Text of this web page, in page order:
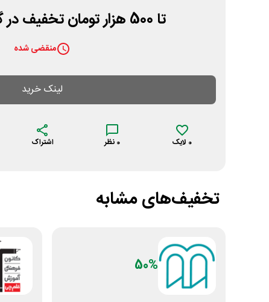
تا 500 هزار تومان تخفیف در گردونه یلدا تیکا
منقضی شده
لینک خرید
0 لایک 0 نظر اشتراک
تخفیف‌های مشابه
50%